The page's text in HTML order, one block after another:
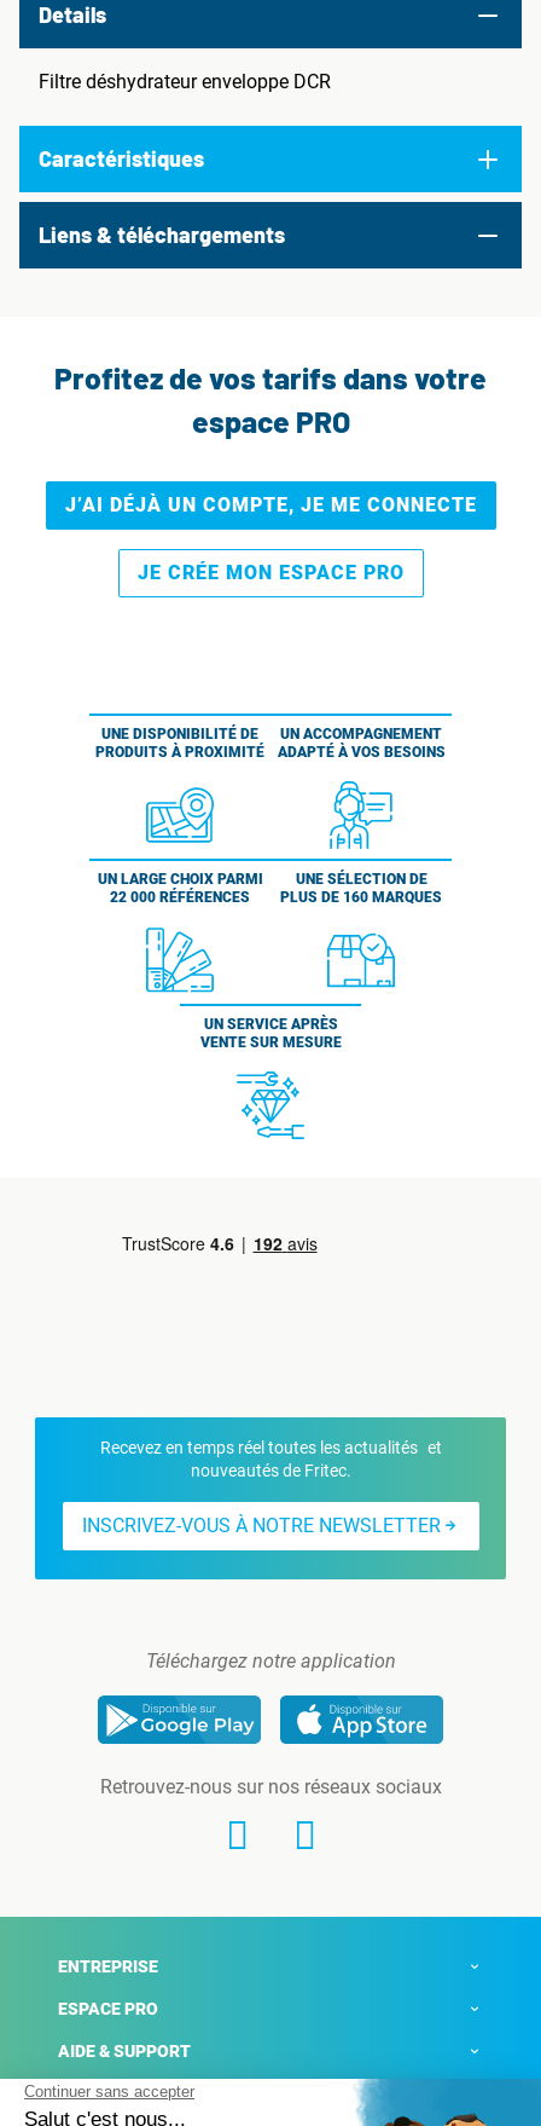
Details
Filtre déshydrateur enveloppe DCR
Caractéristiques
Liens & téléchargements
Profitez de vos tarifs dans votre
espace PRO
J’AI DÉJÀ UN COMPTE, JE ME CONNECTE
JE CRÉE MON ESPACE PRO
UNE DISPONIBILITÉ DE
PRODUITS À PROXIMITÉ
UN ACCOMPAGNEMENT
ADAPTÉ À VOS BESOINS
UN LARGE CHOIX PARMI
22 000 RÉFÉRENCES
UNE SÉLECTION DE
PLUS DE 160 MARQUES
UN SERVICE APRÈS
VENTE SUR MESURE
Recevez en temps réel toutes les actualités et
nouveautés de Fritec.
INSCRIVEZ-VOUS À NOTRE NEWSLETTER
Téléchargez notre application
Retrouvez-nous sur nos réseaux sociaux
ENTREPRISE
ESPACE PRO
AIDE & SUPPORT
ACTUALITÉS